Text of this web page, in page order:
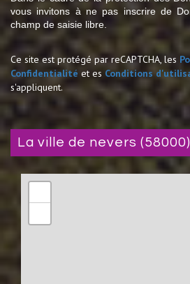
vous invitons à ne pas inscrire de
champ de saisie libre.
Ce site est protégé par reCAPTCHA, les
Confidentialité et es Conditions
s'appliquent.
la ville de nevers (58000)